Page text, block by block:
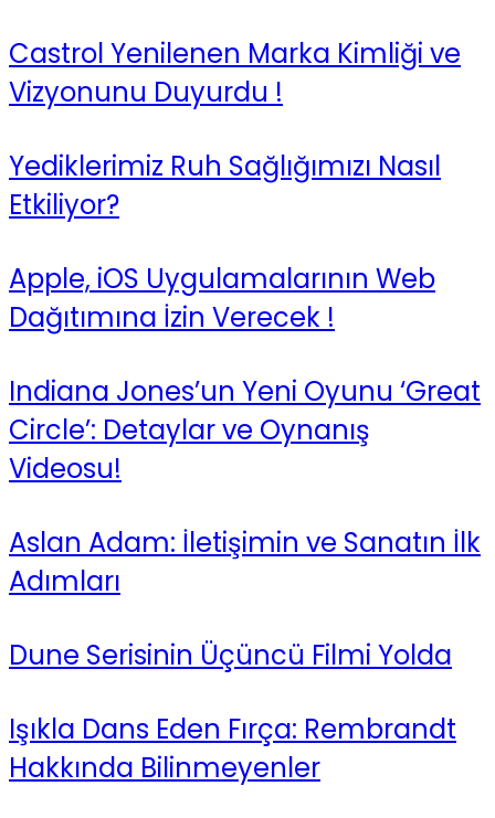
Castrol Yenilenen Marka Kimliği ve
Vizyonunu Duyurdu !
Yediklerimiz Ruh Sağlığımızı Nasıl
Etkiliyor?
Apple, iOS Uygulamalarının Web
Dağıtımına İzin Verecek !
Indiana Jones’un Yeni Oyunu ‘Great
Circle’: Detaylar ve Oynanış
Videosu!
Aslan Adam: İletişimin ve Sanatın İlk
Adımları
Dune Serisinin Üçüncü Filmi Yolda
Işıkla Dans Eden Fırça: Rembrandt
Hakkında Bilinmeyenler